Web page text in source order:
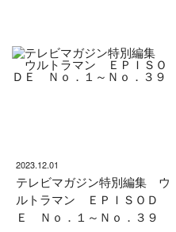
2023.12.01
テレビマガジン特別編集 ウ
ルトラマン ＥＰＩＳＯＤ
Ｅ Ｎｏ．１～Ｎｏ．３９